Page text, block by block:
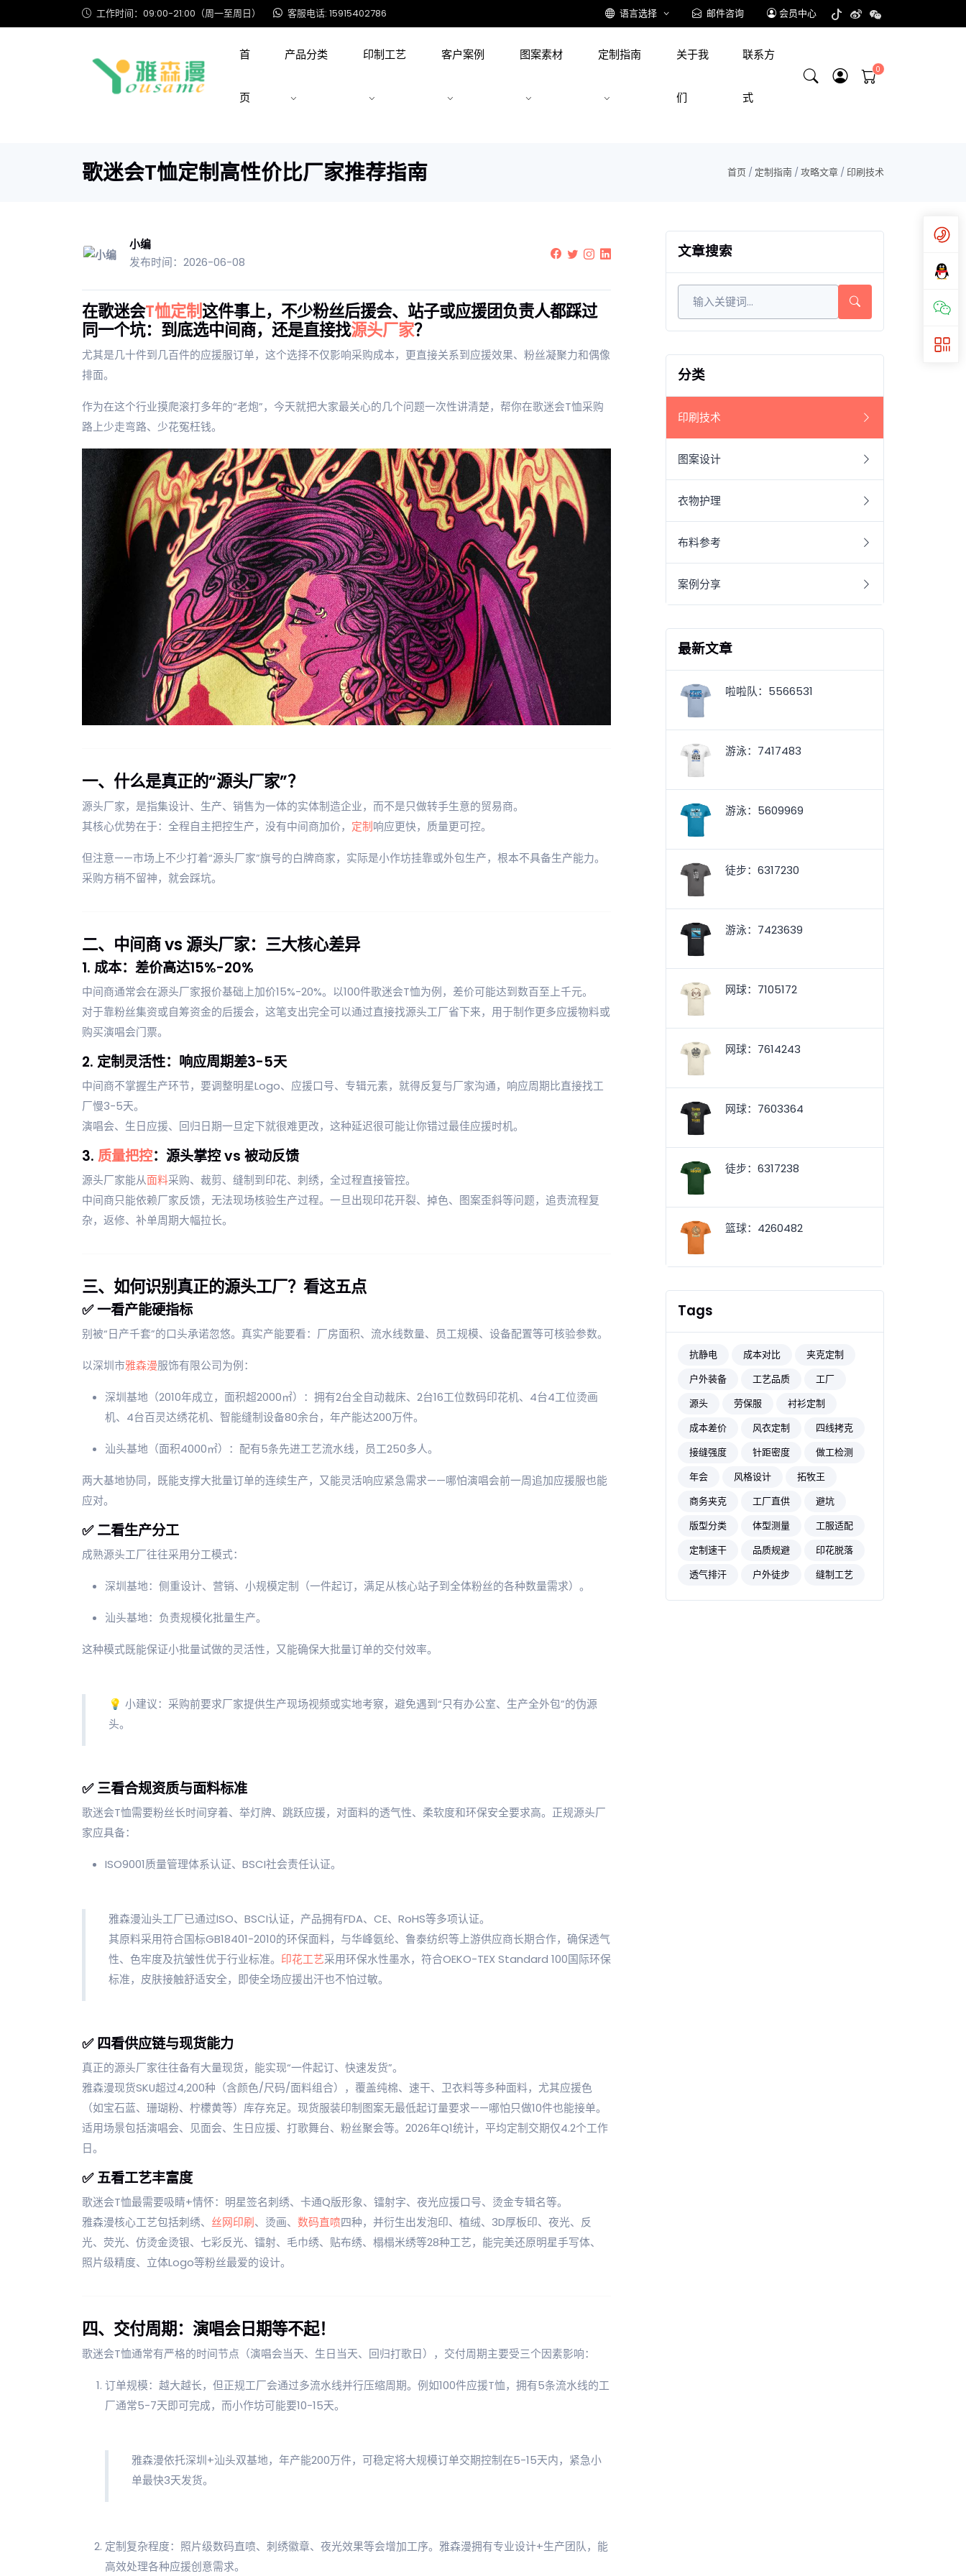
工作时间：09:00-21:00（周一至周日） 客服电话: 15915402786 语言选择 邮件咨询 会员中心
首
页
产品分类 印制工艺 客户案例 图案素材 定制指南 关于我
们
联系方
式
歌迷会T恤定制高性价比厂家推荐指南 首页 / 定制指南/攻略文章/ 印刷技术
小编
发布时间：2026-06-08
在歌迷会T恤定制这件事上，不少粉丝后援会、站子或应援团负责人都踩过
同一个坑：到底选中间商，还是直接找源头厂家？
尤其是几十件到几百件的应援服订单，这个选择不仅影响采购成本，更直接关系到应援效果、粉丝凝聚力和偶像
排面。
作为在这个行业摸爬滚打多年的“老炮”，今天就把大家最关心的几个问题一次性讲清楚，帮你在歌迷会T恤采购
路上少走弯路、少花冤枉钱。
一、什么是真正的“源头厂家”？
源头厂家，是指集设计、生产、销售为一体的实体制造企业，而不是只做转手生意的贸易商。
其核心优势在于：全程自主把控生产，没有中间商加价， 定制 响应更快，质量更可控。
但注意——市场上不少打着“源头厂家”旗号的白牌商家，实际是小作坊挂靠或外包生产，根本不具备生产能力。
采购方稍不留神，就会踩坑。
二、中间商 vs 源头厂家：三大核心差异
1. 成本：差价高达15%-20%
中间商通常会在源头厂家报价基础上加价15%-20%。以100件歌迷会T恤为例，差价可能达到数百至上千元。
对于靠粉丝集资或自筹资金的后援会，这笔支出完全可以通过直接找源头工厂省下来，用于制作更多应援物料或
购买演唱会门票。
2. 定制灵活性：响应周期差3-5天
中间商不掌握生产环节，要调整明星Logo、应援口号、专辑元素，就得反复与厂家沟通，响应周期比直接找工
厂慢3-5天。
演唱会、生日应援、回归日期一旦定下就很难更改，这种延迟很可能让你错过最佳应援时机。
3. 质量把控：源头掌控 vs 被动反馈
源头厂家能从面料采购、裁剪、缝制到印花、刺绣，全过程直接管控。
中间商只能依赖厂家反馈，无法现场核验生产过程。一旦出现印花开裂、掉色、图案歪斜等问题，追责流程复
杂，返修、补单周期大幅拉长。
三、如何识别真正的源头工厂？看这五点
✅ 一看产能硬指标
别被“日产千套”的口头承诺忽悠。真实产能要看：厂房面积、流水线数量、员工规模、设备配置等可核验参数。
以深圳市雅森漫服饰有限公司为例：
深圳基地（2010年成立，面积超2000㎡）：拥有2台全自动裁床、2台16工位数码印花机、4台4工位烫画
机、4台百灵达绣花机、智能缝制设备80余台，年产能达200万件。
汕头基地（面积4000㎡）：配有5条先进工艺流水线，员工250多人。
两大基地协同，既能支撑大批量订单的连续生产，又能灵活响应紧急需求——哪怕演唱会前一周追加应援服也能
应对。
✅ 二看生产分工
成熟源头工厂往往采用分工模式：
深圳基地：侧重设计、营销、小规模定制（一件起订，满足从核心站子到全体粉丝的各种数量需求）。
汕头基地：负责规模化批量生产。
这种模式既能保证小批量试做的灵活性，又能确保大批量订单的交付效率。
💡 小建议：采购前要求厂家提供生产现场视频或实地考察，避免遇到“只有办公室、生产全外包”的伪源
头。
✅ 三看合规资质与面料标准
歌迷会T恤需要粉丝长时间穿着、举灯牌、跳跃应援，对面料的透气性、柔软度和环保安全要求高。正规源头厂
家应具备：
ISO9001质量管理体系认证、BSCI社会责任认证。
雅森漫汕头工厂已通过ISO、BSCI认证，产品拥有FDA、CE、RoHS等多项认证。
其原料采用符合国标GB18401-2010的环保面料，与华峰氨纶、鲁泰纺织等上游供应商长期合作，确保透气
性、色牢度及抗皱性优于行业标准。 印花工艺采用环保水性墨水，符合OEKO-TEX Standard 100国际环保
标准，皮肤接触舒适安全，即使全场应援出汗也不怕过敏。
✅ 四看供应链与现货能力
真正的源头厂家往往备有大量现货，能实现“一件起订、快速发货”。
雅森漫现货SKU超过4,200种（含颜色/尺码/面料组合），覆盖纯棉、速干、卫衣料等多种面料，尤其应援色
（如宝石蓝、珊瑚粉、柠檬黄等）库存充足。现货服装印制图案无最低起订量要求——哪怕只做10件也能接单。
适用场景包括演唱会、见面会、生日应援、打歌舞台、粉丝聚会等。2026年Q1统计，平均定制交期仅4.2个工作
日。
✅ 五看工艺丰富度
歌迷会T恤最需要吸睛+情怀：明星签名刺绣、卡通Q版形象、镭射字、夜光应援口号、烫金专辑名等。
雅森漫核心工艺包括刺绣、 丝网印刷、烫画、 数码直喷四种，并衍生出发泡印、植绒、3D厚板印、夜光、反
光、荧光、仿烫金烫银、七彩反光、镭射、毛巾绣、贴布绣、榻榻米绣等28种工艺，能完美还原明星手写体、
照片级精度、立体Logo等粉丝最爱的设计。
四、交付周期：演唱会日期等不起！
歌迷会T恤通常有严格的时间节点（演唱会当天、生日当天、回归打歌日），交付周期主要受三个因素影响：
订单规模：越大越长，但正规工厂会通过多流水线并行压缩周期。例如100件应援T恤，拥有5条流水线的工
厂通常5-7天即可完成，而小作坊可能要10-15天。
雅森漫依托深圳+汕头双基地，年产能200万件，可稳定将大规模订单交期控制在5-15天内，紧急小
单最快3天发货。
定制复杂程度：照片级数码直喷、刺绣徽章、夜光效果等会增加工序。雅森漫拥有专业设计+生产团队，能
高效处理各种应援创意需求。
文章搜索
分类
印刷技术
图案设计
衣物护理
布料参考
案例分享
最新文章
啦啦队：5566531
游泳：7417483
游泳：5609969
徒步：6317230
游泳：7423639
网球：7105172
网球：7614243
网球：7603364
徒步：6317238
篮球：4260482
Tags
抗静电 成本对比
夹克定制
户外装备
工艺品质
工厂
源头
劳保服
衬衫定制
成本差价
风衣定制
四线拷克
接缝强度
针距密度
做工检测
年会
风格设计
拓牧王
商务夹克
工厂直供
避坑
版型分类
体型测量
工服适配
定制速干
品质规避
印花脱落
透气排汗
户外徒步 缝制工艺